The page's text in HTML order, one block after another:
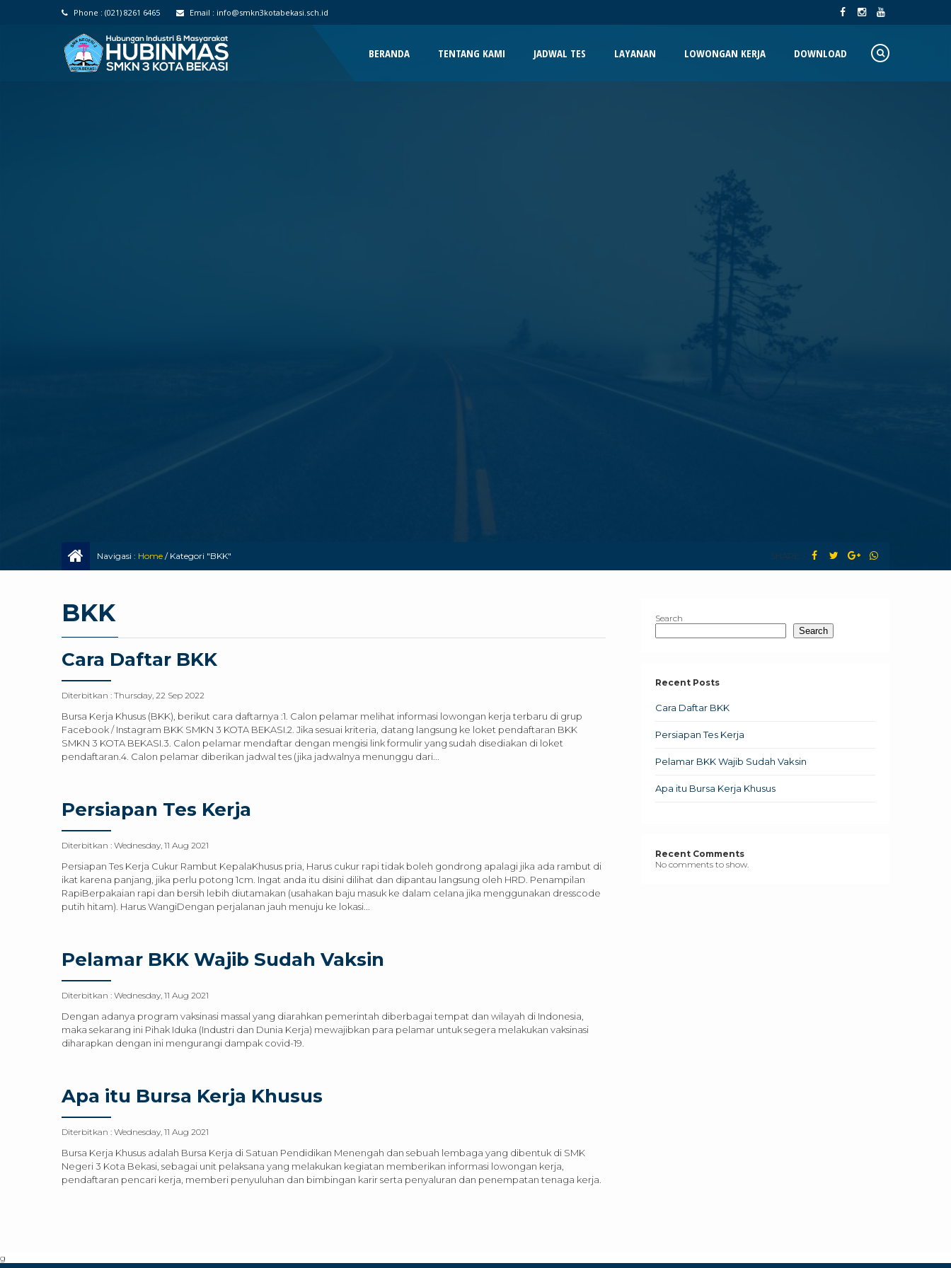
Phone : (021) 8261 6465 Email : info@smkn3kotabekasi.sch.id
BERANDA TENTANG KAMI JADWAL TES LAYANAN LOWONGAN KERJA DOWNLOAD
Navigasi : Home / Kategori "BKK" SHARE :
BKK
Cara Daftar BKK
Diterbitkan : Thursday, 22 Sep 2022
Bursa Kerja Khusus (BKK), berikut cara daftarnya :1. Calon pelamar melihat informasi lowongan kerja terbaru di grup
Facebook / Instagram BKK SMKN 3 KOTA BEKASI.2. Jika sesuai kriteria, datang langsung ke loket pendaftaran BKK
SMKN 3 KOTA BEKASI.3. Calon pelamar mendaftar dengan mengisi link formulir yang sudah disediakan di loket
pendaftaran.4. Calon pelamar diberikan jadwal tes (jika jadwalnya menunggu dari...
Persiapan Tes Kerja
Diterbitkan : Wednesday, 11 Aug 2021
Persiapan Tes Kerja Cukur Rambut KepalaKhusus pria, Harus cukur rapi tidak boleh gondrong apalagi jika ada rambut di
ikat karena panjang, jika perlu potong 1cm. Ingat anda itu disini dilihat dan dipantau langsung oleh HRD. Penampilan
RapiBerpakaian rapi dan bersih lebih diutamakan (usahakan baju masuk ke dalam celana jika menggunakan dresscode
putih hitam). Harus WangiDengan perjalanan jauh menuju ke lokasi...
Pelamar BKK Wajib Sudah Vaksin
Diterbitkan : Wednesday, 11 Aug 2021
Dengan adanya program vaksinasi massal yang diarahkan pemerintah diberbagai tempat dan wilayah di Indonesia,
maka sekarang ini Pihak Iduka (Industri dan Dunia Kerja) mewajibkan para pelamar untuk segera melakukan vaksinasi
diharapkan dengan ini mengurangi dampak covid-19.
Apa itu Bursa Kerja Khusus
Diterbitkan : Wednesday, 11 Aug 2021
Bursa Kerja Khusus adalah Bursa Kerja di Satuan Pendidikan Menengah dan sebuah lembaga yang dibentuk di SMK
Negeri 3 Kota Bekasi, sebagai unit pelaksana yang melakukan kegiatan memberikan informasi lowongan kerja,
pendaftaran pencari kerja, memberi penyuluhan dan bimbingan karir serta penyaluran dan penempatan tenaga kerja.
Search
Search
Recent Posts
Cara Daftar BKK
Persiapan Tes Kerja
Pelamar BKK Wajib Sudah Vaksin
Apa itu Bursa Kerja Khusus
Recent Comments
No comments to show.
g